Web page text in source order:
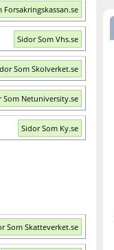
Forsakringskassan.se
Sidor Som Vhs.se
Som Skolverket.se
Som Netuniversity.se
Sidor Som Ky.se
Som Skatteverket.se